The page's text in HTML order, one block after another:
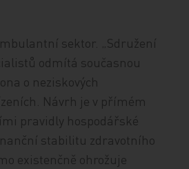
sektor. „Sdružení
odmítá současnou
o neziskových
Návrh je v přímém
pravidly hospodářské
stabilitu zdravotního
existenčně ohrožuje